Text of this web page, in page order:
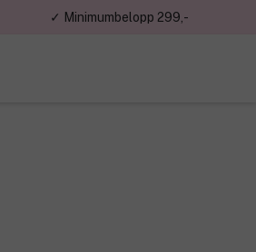
✓ Minimumbelopp 299,-